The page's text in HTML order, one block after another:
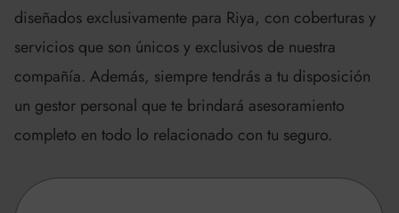
diseñados exclusivamente para Riya, con coberturas y
servicios que son únicos y exclusivos de nuestra
compañía. Además, siempre tendrás a tu disposición
un gestor personal que te brindará asesoramiento
completo en todo lo relacionado con tu seguro.